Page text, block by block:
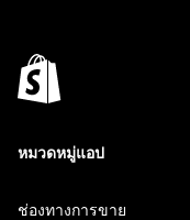
หมวดหมู่แอป
ช่องทางการขาย